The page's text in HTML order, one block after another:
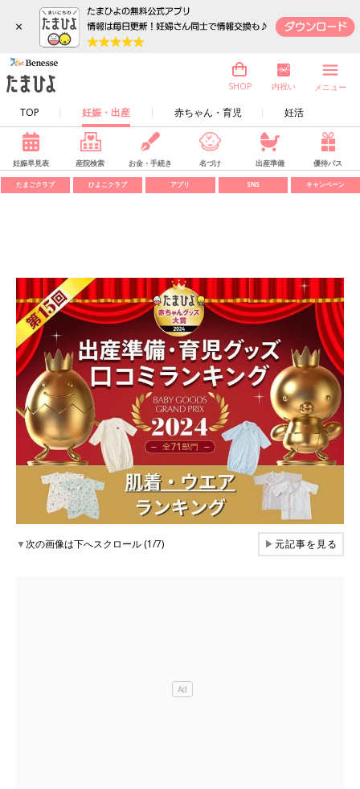
×
TOP 妊娠・出産 赤ちゃん・育児 妊活
SHOP 内祝い メニュー
妊娠早見表 産院検索 お金・手続き 名づけ 出産準備 優待パス
たまごクラブ ひよこクラブ アプリ SNS キャンペーン
▼次の画像は下へスクロール (1/7) ▶元記事を見る